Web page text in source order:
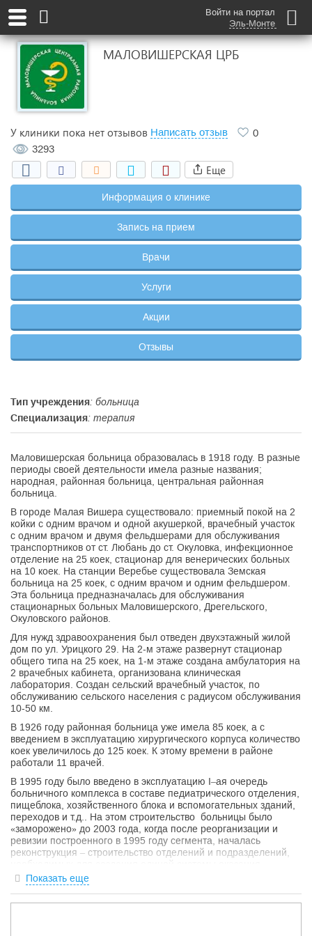
Войти на портал
Эль-Монте
МАЛОВИШЕРСКАЯ ЦРБ
У клиники пока нет отзывов Написать отзыв
0
3293
Еще
Информация о клинике
Запись на прием
Врачи
Услуги
Акции
Отзывы
Тип учреждения: больница
Специализация: терапия
Маловишерская больница образовалась в 1918 году. В разные
периоды своей деятельности имела разные названия;
народная, районная больница, центральная районная
больница.
В городе Малая Вишера существовало: приемный покой на 2
койки с одним врачом и одной акушеркой, врачебный участок
с одним врачом и двумя фельдшерами для обслуживания
транспортников от ст. Любань до ст. Окуловка, инфекционное
отделение на 25 коек, стационар для венерических больных
на 10 коек. На станции Веребье существовала Земская
больница на 25 коек, с одним врачом и одним фельдшером.
Эта больница предназначалась для обслуживания
стационарных больных Маловишерского, Дрегельского,
Окуловского районов.
Для нужд здравоохранения был отведен двухэтажный жилой
дом по ул. Урицкого 29. На 2-м этаже развернут стационар
общего типа на 25 коек, на 1-м этаже создана амбулатория на
2 врачебных кабинета, организована клиническая
лаборатория. Создан сельский врачебный участок, по
обслуживанию сельского населения с радиусом обслуживания
10-50 км.
В 1926 году районная больница уже имела 85 коек, а с
введением в эксплуатацию хирургического корпуса количество
коек увеличилось до 125 коек. К этому времени в районе
работали 11 врачей.
В 1995 году было введено в эксплуатацию I–ая очередь
больничного комплекса в составе педиатрического отделения,
пищеблока, хозяйственного блока и вспомогательных зданий,
переходов и т.д.. На этом строительство больницы было
«заморожено» до 2003 года, когда после реорганизации и
ревизии построенного в 1995 году сегмента, началась
реконструкция – строительство отделений и подразделений,
медицинской помощи в едином комплексе- центральная
районная больница.
В результате этих событий с 2003 года по 2012 год были
Показать еще